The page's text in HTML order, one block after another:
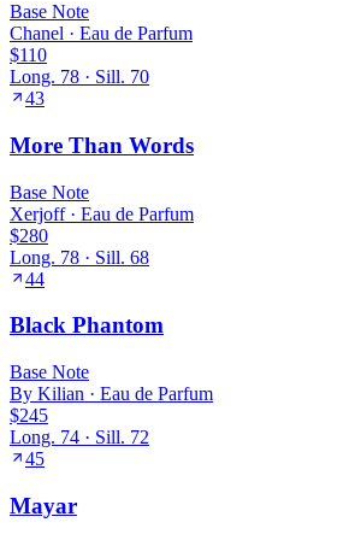
Base Note
Chanel · Eau de Parfum
$110
Long. 78 · Sill. 70
43
More Than Words
Base Note
Xerjoff· Eau de Parfum
$280
Long. 78 · Sill. 68
44
Black Phantom
Base Note
By Kilian · Eau de Parfum
$245
Long. 74 · Sill. 72
45
Mayar